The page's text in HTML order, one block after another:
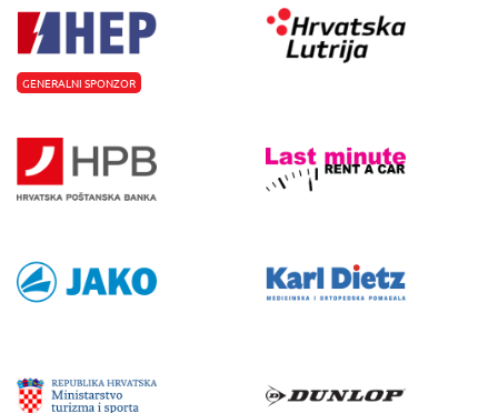
GENERALNI SPONZOR